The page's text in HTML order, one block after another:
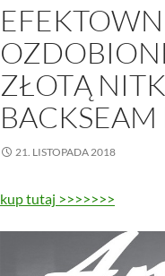
ZŁOTĄ
21. LISTOPADA 2018
kup tutaj >>>>>>>